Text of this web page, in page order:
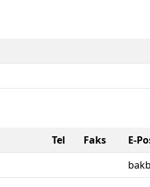
Tel Faks
E-